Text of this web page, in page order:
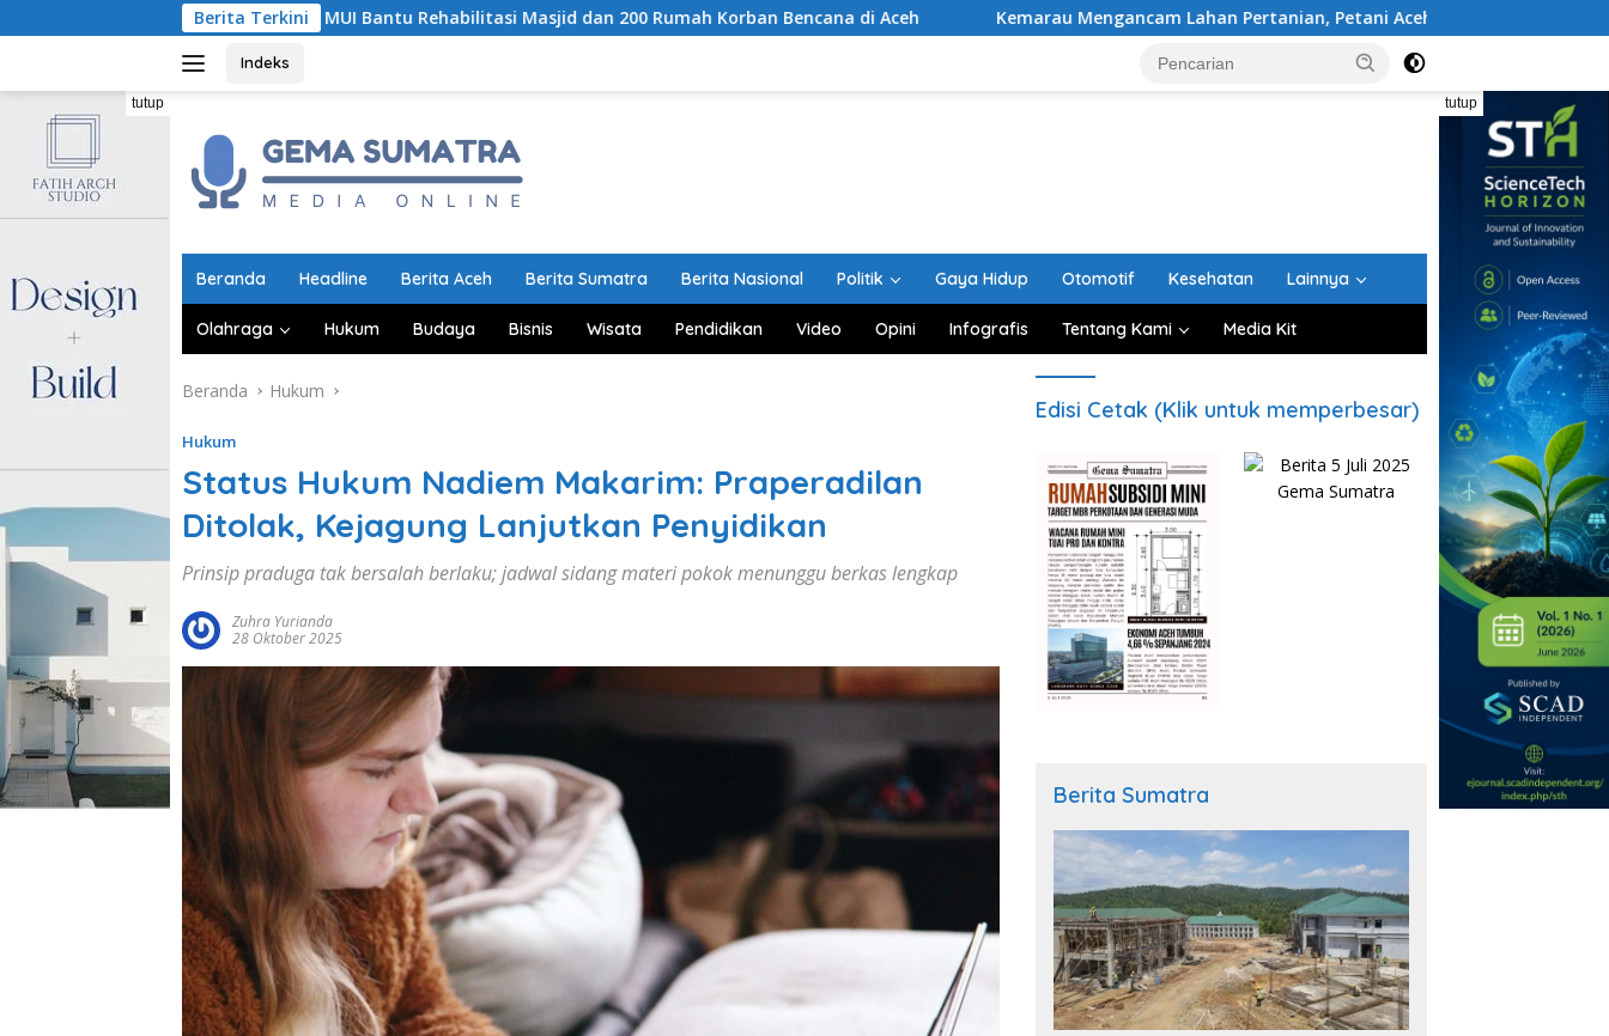
ke
Berita Terkini
MUI Bantu Rehabilitasi Masjid dan 200 Rumah Korban Bencana di Aceh Kemarau Mengancam Lahan Pertanian, Petani Aceh Besar Diminta Gunakan Padi Tahan
Indeks
tutup tutup
Beranda Headline Berita Aceh Berita Sumatra Berita Nasional Politik Gaya Hidup Otomotif Kesehatan Lainnya
Olahraga Hukum Budaya Bisnis Wisata Pendidikan Video Opini Infografis Tentang Kami Media Kit
Beranda Hukum
Hukum
Status Hukum Nadiem Makarim: Praperadilan
Ditolak, Kejagung Lanjutkan Penyidikan
Prinsip praduga tak bersalah berlaku; jadwal sidang materi pokok menunggu berkas lengkap
Zuhra Yurianda
28 Oktober 2025
Edisi Cetak (Klik untuk memperbesar)
Berita Sumatra